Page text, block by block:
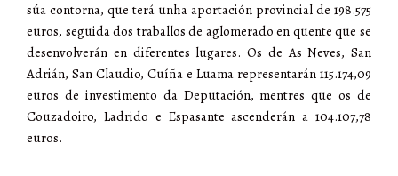
súa contorna, que terá unha aportación provincial de 198.575
euros, seguida dos traballos de aglomerado en quente que se
desenvolverán en diferentes lugares. Os de As Neves, San
Adrián, San Claudio, Cuíña e Luama representarán 115.174,09
euros de investimento da Deputación, mentres que os de
Couzadoiro, Ladrido e Espasante ascenderán a 104.107,78
euros.